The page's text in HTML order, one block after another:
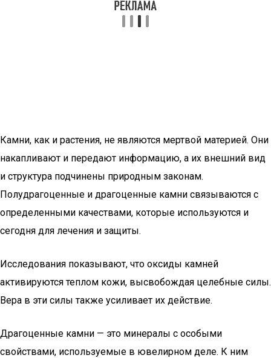
Камни, как и растения, не являются мертвой материей. Они
накапливают и передают информацию, а их внешний вид
и структура подчинены природным законам.
Полудрагоценные и драгоценные камни связываются с
определенными качествами, которые используются и
сегодня для лечения и защиты.
Исследования показывают, что оксиды камней
активируются теплом кожи, высвобождая целебные силы.
Вера в эти силы также усиливает их действие.
Драгоценные камни — это минералы с особыми
свойствами, используемые в ювелирном деле. К ним